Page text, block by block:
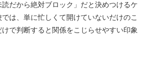
だから絶対ブロック」だと決めつけるケ
は、単に忙しくて開けていないだけのこ
で判断すると関係をこじらせやすい印象